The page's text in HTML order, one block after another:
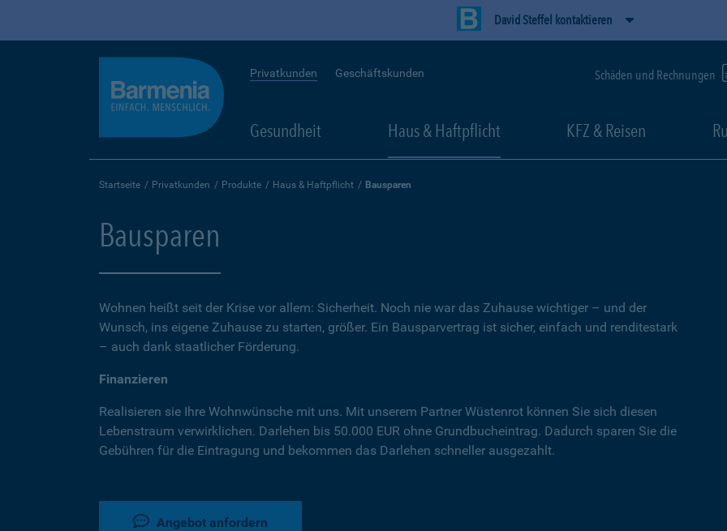
David Steffel kontaktieren
Privatkunden Geschäftskunden Schäden und Rechnungen
Gesundheit Haus & Haftpflicht KFZ & Reisen
Startseite Privatkunden Produkte Haus & Haftpflicht Bausparen
Bausparen
Wohnen heißt seit der Krise vor allem: Sicherheit. Noch nie war das Zuhause wichtiger – und der
Wunsch, ins eigene Zuhause zu starten, größer. Ein Bausparvertrag ist sicher, einfach und renditestark
– auch dank staatlicher Förderung.
Finanzieren
Realisieren sie Ihre Wohnwünsche mit uns. Mit unserem Partner Wüstenrot können Sie sich diesen
Lebenstraum verwirklichen. Darlehen bis 50.000 EUR ohne Grundbucheintrag. Dadurch sparen Sie die
Gebühren für die Eintragung und bekommen das Darlehen schneller ausgezahlt.
Angebot anfordern